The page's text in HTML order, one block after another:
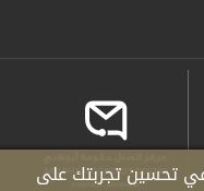
تحسين تجربتك على